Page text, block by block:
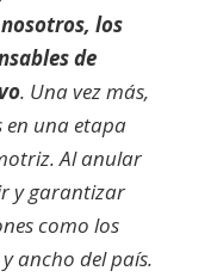
los
de
. Una vez más,
en una etapa
Al anular
y garantizar
como los
ancho del país.